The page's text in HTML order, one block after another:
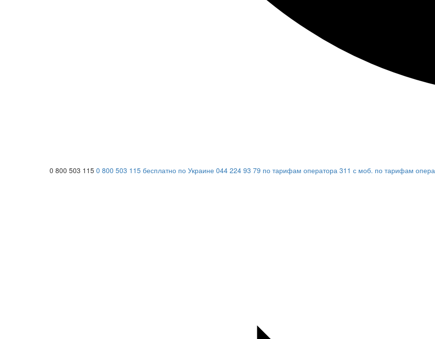
0 800 503 115 0 800 503 115 бесплатно по Украине 044 224 93 79 по тарифам оператора 311 с моб. по тарифам